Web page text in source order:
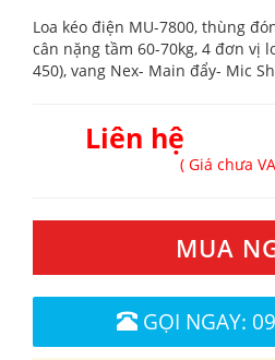
Loa kéo điện MU-7800, thùng
cân nặng tầm 60-70kg, 4 đơn vị
450), vang Nex- Main đẩy- Mic
Liên hệ
( Giá chưa
MUA
GỌI NGAY: